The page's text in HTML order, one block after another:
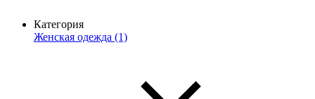
Категория
Женская одежда (1)